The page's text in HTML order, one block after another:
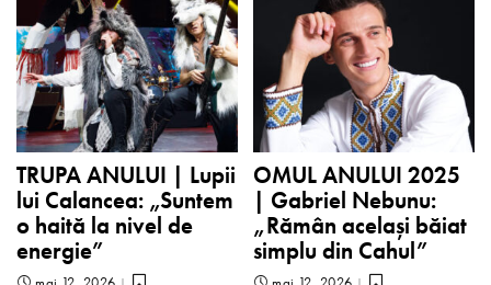
TRUPA ANULUI | Lupii
lui Calancea: „Suntem
o haită la nivel de
energie”
mai 12, 2026
OMUL ANULUI 2025
| Gabriel Nebunu:
„Rămân același băiat
simplu din Cahul”
mai 12, 2026